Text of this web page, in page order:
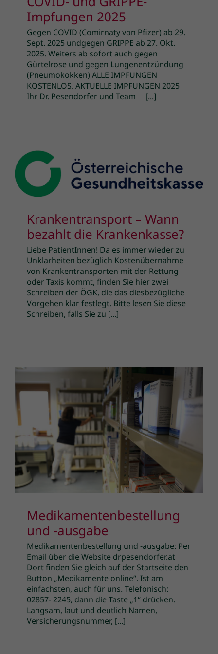
KontaktImpfungen 2025
Gegen COVID (Comirnaty von Pfizer) ab 29.
Sept. 2025 undgegen GRIPPE ab 27. Okt.
2025. Weiters ab sofort auch gegen
Gürtelrose und gegen Lungenentzündung
(Pneumokokken) ALLE IMPFUNGEN
KOSTENLOS. AKTUELLE IMPFUNGEN 2025
Ihr Dr. Pesendorfer und Team [...]
Krankentransport – Wann
bezahlt die Krankenkasse?
Liebe PatientInnen! Da es immer wieder zu
Unklarheiten bezüglich Kostenübernahme
von Krankentransporten mit der Rettung
oder Taxis kommt, finden Sie hier zwei
Schreiben der ÖGK, die das diesbezügliche
Vorgehen klar festlegt. Bitte lesen Sie diese
Schreiben, falls Sie zu [...]
Medikamentenbestellung
und -ausgabe
Medikamentenbestellung und -ausgabe: Per
Email über die Website drpesendorfer.at
Dort finden Sie gleich auf der Startseite den
Button „Medikamente online“. Ist am
einfachsten, auch für uns. Telefonisch:
02857- 2245, dann die Taste „1“ drücken.
Langsam, laut und deutlich Namen,
Versicherungsnummer, [...]